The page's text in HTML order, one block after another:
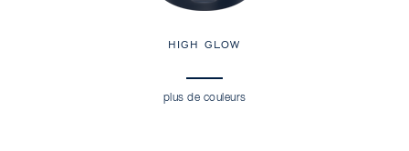
HIGH GLOW
plus de couleurs